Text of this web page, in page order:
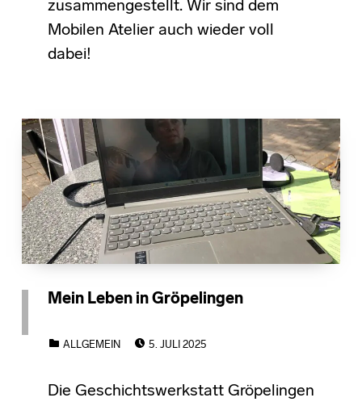
zusammengestellt. Wir sind dem
Mobilen Atelier auch wieder voll
dabei!
Mein Leben in Gröpelingen
ALLGEMEIN
5. JULI 2025
Die Geschichtswerkstatt Gröpelingen